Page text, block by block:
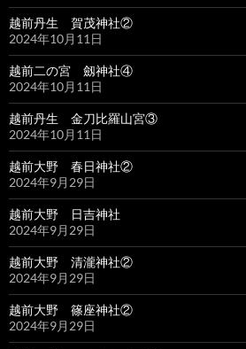
越前丹生 賀茂神社②
2024年10月11日
越前二の宮 劔神社④
2024年10月11日
越前丹生 金刀比羅山宮③
2024年10月11日
越前大野 春日神社②
2024年9月29日
越前大野 日吉神社
2024年9月29日
越前大野 清瀧神社②
2024年9月29日
越前大野 篠座神社②
2024年9月29日